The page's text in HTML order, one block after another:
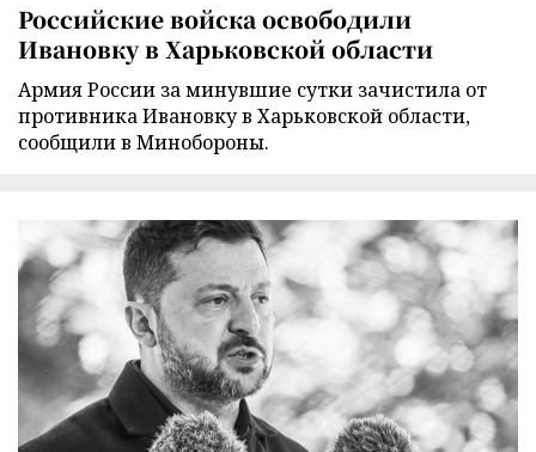
Российские войска освободили
Ивановку в Харьковской области
Армия России за минувшие сутки зачистила от
противника Ивановку в Харьковской области,
сообщили в Минобороны.